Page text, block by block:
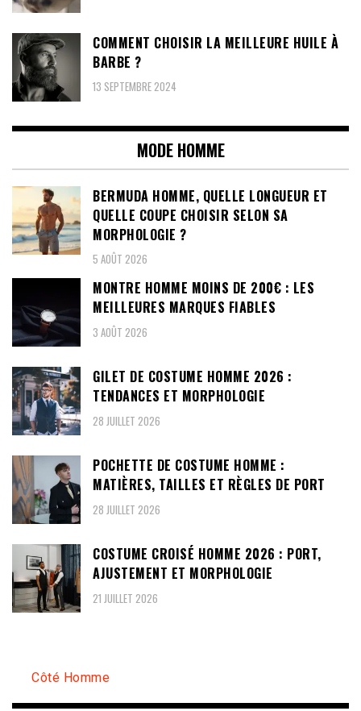
COMMENT CHOISIR LA MEILLEURE HUILE À
BARBE ?
13 SEPTEMBRE 2024
MODE HOMME
BERMUDA HOMME, QUELLE LONGUEUR ET
QUELLE COUPE CHOISIR SELON SA
MORPHOLOGIE ?
5 AOÛT 2026
MONTRE HOMME MOINS DE 200€ : LES
MEILLEURES MARQUES FIABLES
3 AOÛT 2026
GILET DE COSTUME HOMME 2026 :
TENDANCES ET MORPHOLOGIE
28 JUILLET 2026
POCHETTE DE COSTUME HOMME :
MATIÈRES, TAILLES ET RÈGLES DE PORT
28 JUILLET 2026
COSTUME CROISÉ HOMME 2026 : PORT,
AJUSTEMENT ET MORPHOLOGIE
21 JUILLET 2026
Côté Homme